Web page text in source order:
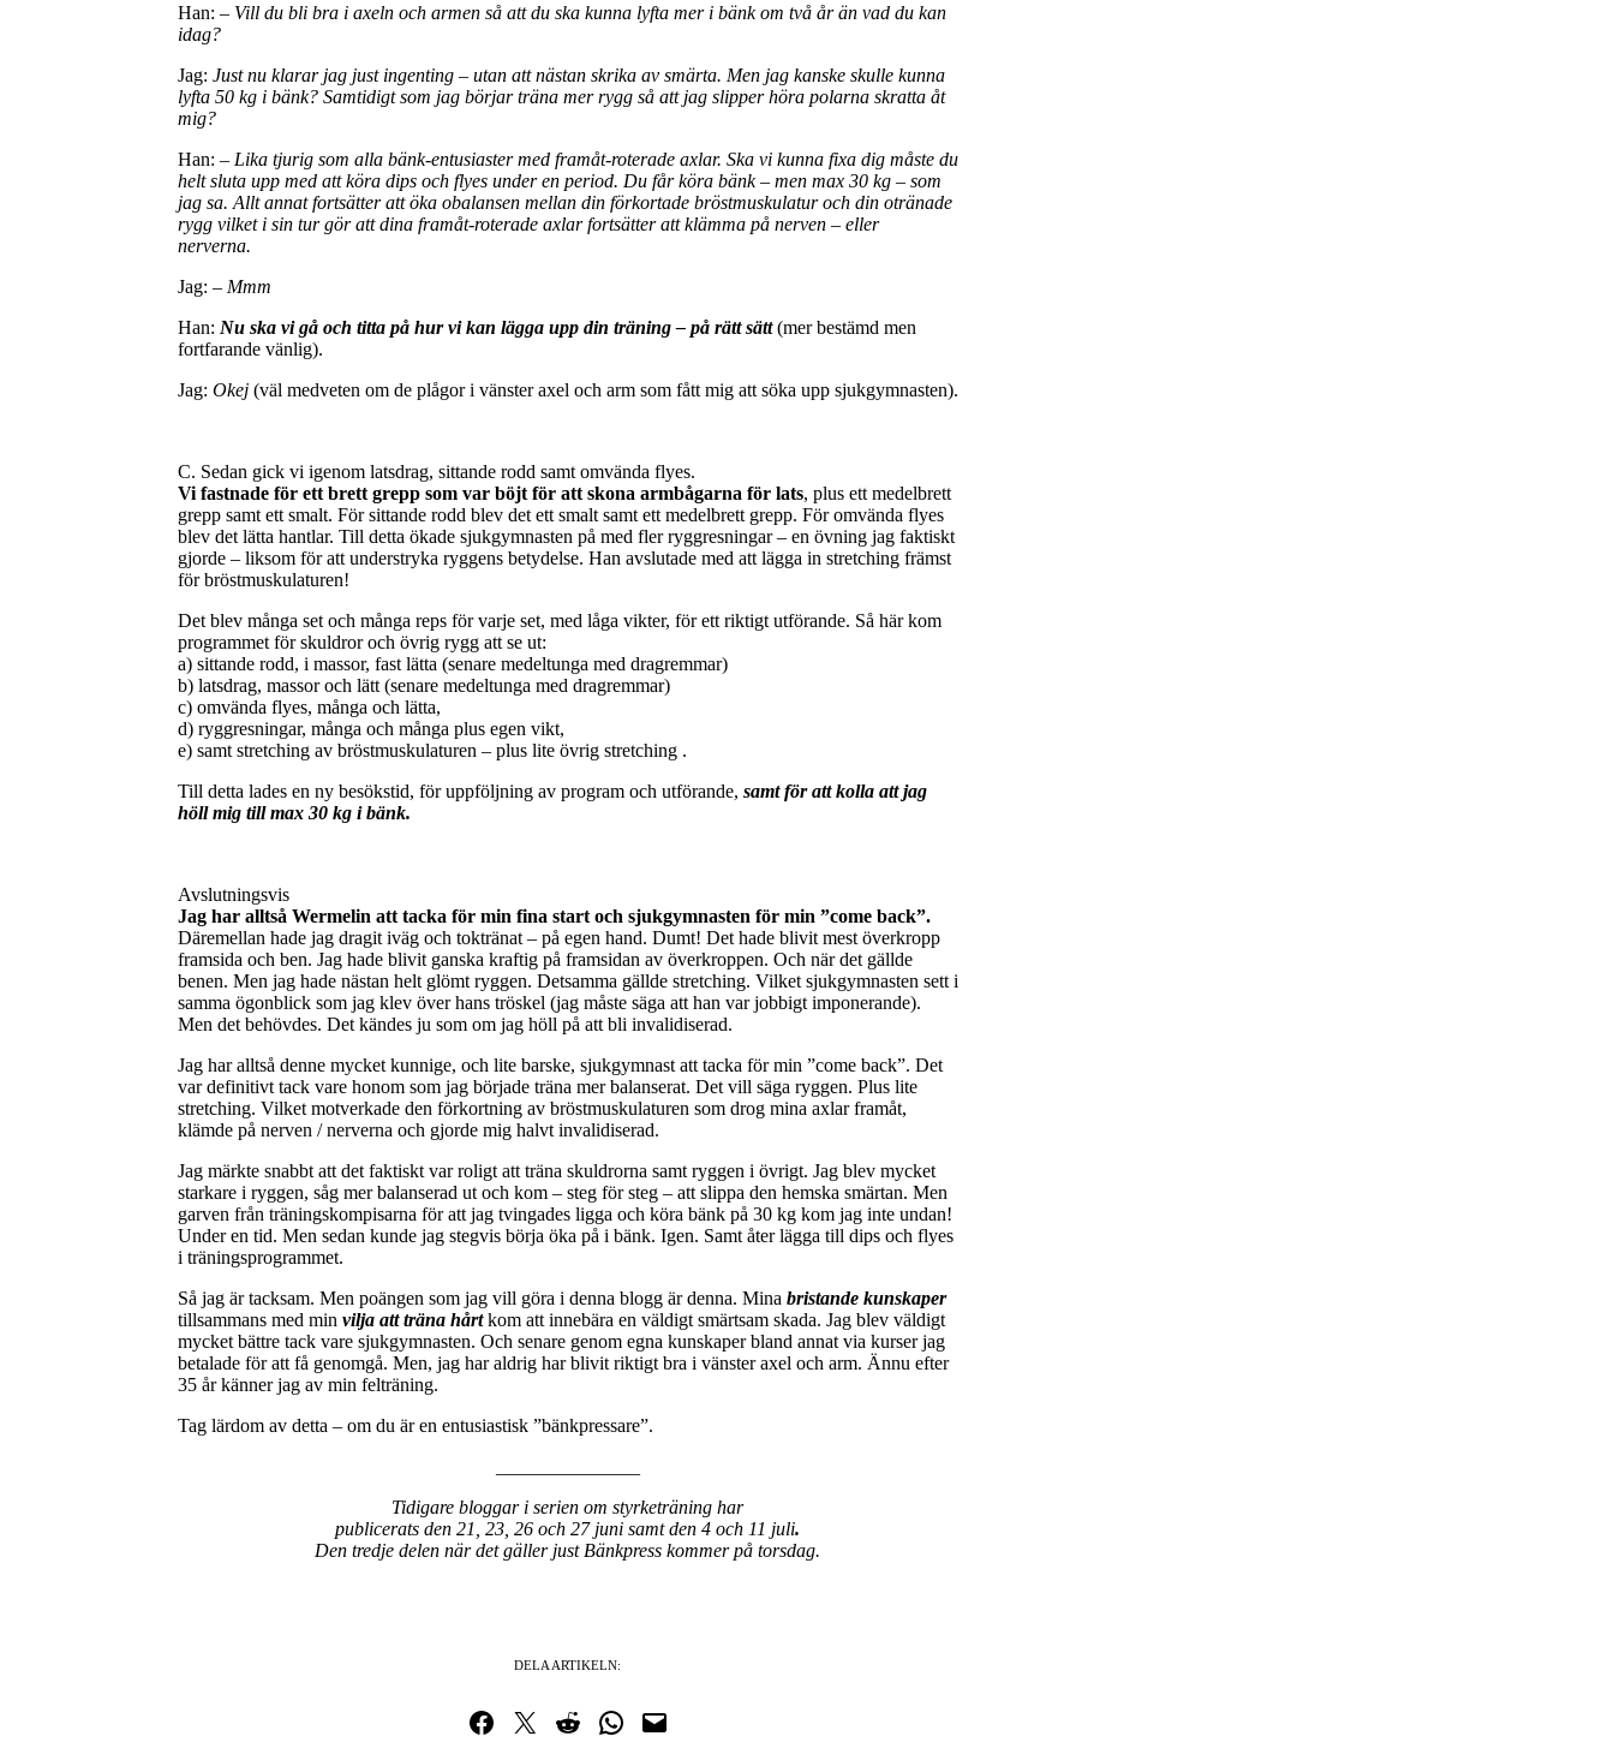
Han: – Vill du bli bra i axeln och armen så att du ska kunna lyfta mer i bänk om två år än vad du kan
idag?
Jag: Just nu klarar jag just ingenting – utan att nästan skrika av smärta. Men jag kanske skulle kunna
lyfta 50 kg i bänk? Samtidigt som jag börjar träna mer rygg så att jag slipper höra polarna skratta åt
mig?
Han: –Lika tjurig som alla bänk-entusiaster med framåt-roterade axlar. Ska vi kunna fixa dig måste du
helt sluta upp med att köra dips och flyes under en period. Du får köra bänk – men max 30 kg – som
jag sa. Allt annat fortsätter att öka obalansen mellan din förkortade bröstmuskulatur och din otränade
rygg vilket i sin tur gör att dina framåt-roterade axlar fortsätter att klämma på nerven – eller
nerverna.
Jag: – Mmm
Han: Nu ska vi gå och titta på hur vi kan lägga upp din träning – på rätt sätt(mer bestämd men
fortfarande vänlig).
Jag: Okej(väl medveten om de plågor i vänster axel och arm som fått mig att söka upp sjukgymnasten).
C. Sedan gick vi igenom latsdrag, sittande rodd samt omvända flyes.
Vi fastnade för ett brett grepp som var böjt för att skona armbågarna för lats, plus ett medelbrett
grepp samt ett smalt. För sittande rodd blev det ett smalt samt ett medelbrett grepp. För omvända flyes
blev det lätta hantlar. Till detta ökade sjukgymnasten på med fler ryggresningar – en övning jag faktiskt
gjorde – liksom för att understryka ryggens betydelse. Han avslutade med att lägga in stretching främst
för bröstmuskulaturen!
Det blev många set och många reps för varje set, med låga vikter, för ett riktigt utförande. Så här kom
programmet för skuldror och övrig rygg att se ut:
a) sittande rodd, i massor, fast lätta (senare medeltunga med dragremmar)
b) latsdrag, massor och lätt (senare medeltunga med dragremmar)
c) omvända flyes, många och lätta,
d) ryggresningar, många och många plus egen vikt,
e) samt stretching av bröstmuskulaturen – plus lite övrig stretching .
Till detta lades en ny besökstid, för uppföljning av program och utförande, samt för att kolla att jag
höll mig till max 30 kg i bänk.
Avslutningsvis
Jag har alltså Wermelin att tacka för min fina start och sjukgymnasten för min ”come back”.
Däremellan hade jag dragit iväg och toktränat – på egen hand. Dumt! Det hade blivit mest överkropp
framsida och ben. Jag hade blivit ganska kraftig på framsidan av överkroppen. Och när det gällde
benen. Men jag hade nästan helt glömt ryggen. Detsamma gällde stretching. Vilket sjukgymnasten sett i
samma ögonblick som jag klev över hans tröskel (jag måste säga att han var jobbigt imponerande).
Men det behövdes. Det kändes ju som om jag höll på att bli invalidiserad.
Jag har alltså denne mycket kunnige, och lite barske, sjukgymnast att tacka för min ”come back”. Det
var definitivt tack vare honom som jag började träna mer balanserat. Det vill säga ryggen. Plus lite
stretching. Vilket motverkade den förkortning av bröstmuskulaturen som drog mina axlar framåt,
klämde på nerven / nerverna och gjorde mig halvt invalidiserad.
Jag märkte snabbt att det faktiskt var roligt att träna skuldrorna samt ryggen i övrigt. Jag blev mycket
starkare i ryggen, såg mer balanserad ut och kom – steg för steg – att slippa den hemska smärtan. Men
garven från träningskompisarna för att jag tvingades ligga och köra bänk på 30 kg kom jag inte undan!
Under en tid. Men sedan kunde jag stegvis börja öka på i bänk. Igen. Samt åter lägga till dips och flyes
i träningsprogrammet.
Så jag är tacksam. Men poängen som jag vill göra i denna blogg är denna. Mina bristande kunskaper
tillsammans med min vilja att träna hårtkom att innebära en väldigt smärtsam skada. Jag blev väldigt
mycket bättre tack vare sjukgymnasten. Och senare genom egna kunskaper bland annat via kurser jag
betalade för att få genomgå. Men, jag har aldrig har blivit riktigt bra i vänster axel och arm. Ännu efter
35 år känner jag av min felträning.
Tag lärdom av detta – om du är en entusiastisk ”bänkpressare”.
Tidigare bloggar i serien om styrketräning har
publicerats den 21, 23, 26 och 27 juni samt den 4 och 11 juli.
Den tredje delen när det gäller just Bänkpress kommer på torsdag.
DELA ARTIKELN:
Dela på Facebook
Dela på TwitterDela på RedditDela i WhatsApp
Maila en länk